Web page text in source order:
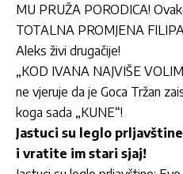
MU PRUŽA PORODICA!
TOTALNA PROMJENA
Aleks živi drugačije!
„KOD IVANA NAJVIŠE
ne vjeruje da je Goca Tržan
koga sada „KUNE“!
Jastuci su leglo
i vratite im stari sjaj!